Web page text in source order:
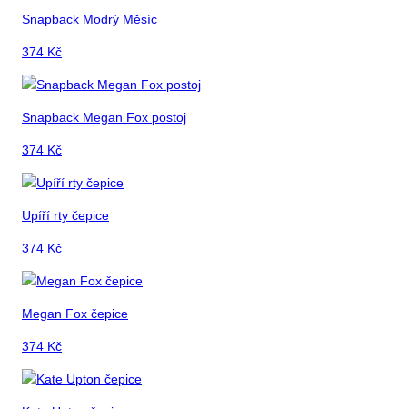
Snapback Modrý Měsíc
374 Kč
Snapback Megan Fox postoj
374 Kč
Upíří rty čepice
374 Kč
Megan Fox čepice
374 Kč